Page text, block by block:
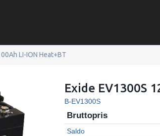
LI-ION Heat+BT
Exide EV1300S
B-EV1300S
Bruttopris
Saldo